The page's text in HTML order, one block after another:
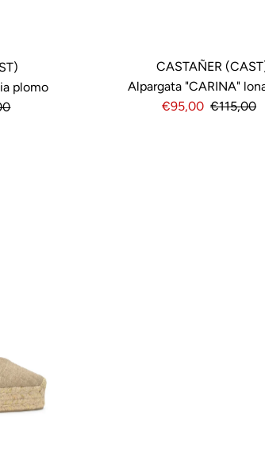
plomo
CASTAÑER
Alpargata "CARINA"
Precio
€95,00 Precio
€115,00